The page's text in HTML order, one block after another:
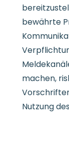
bewährte
machen,
Nutzung